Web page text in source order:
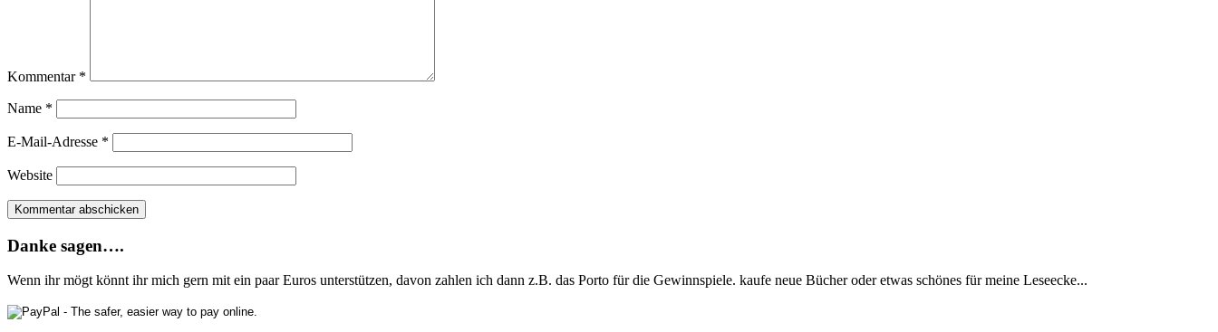
Kommentar *
Name *
E-Mail-Adresse *
Website
Danke sagen….
Wenn ihr mögt könnt ihr mich gern mit ein paar Euros unterstützen, davon zahlen ich dann z.B. das Porto für die Gewinnspiele. kaufe neue Bücher oder etwas schönes für meine Leseecke...